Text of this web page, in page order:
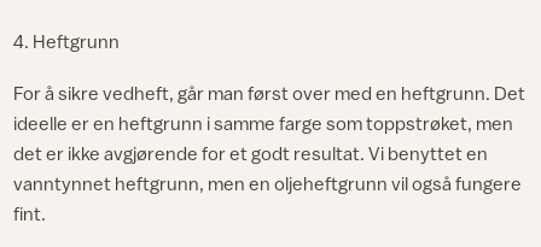
4. Heftgrunn
For å sikre vedheft, går man først over med en heftgrunn. Det
ideelle er en heftgrunn i samme farge som toppstrøket, men
det er ikke avgjørende for et godt resultat. Vi benyttet en
vanntynnet heftgrunn, men en oljeheftgrunn vil også fungere
fint.